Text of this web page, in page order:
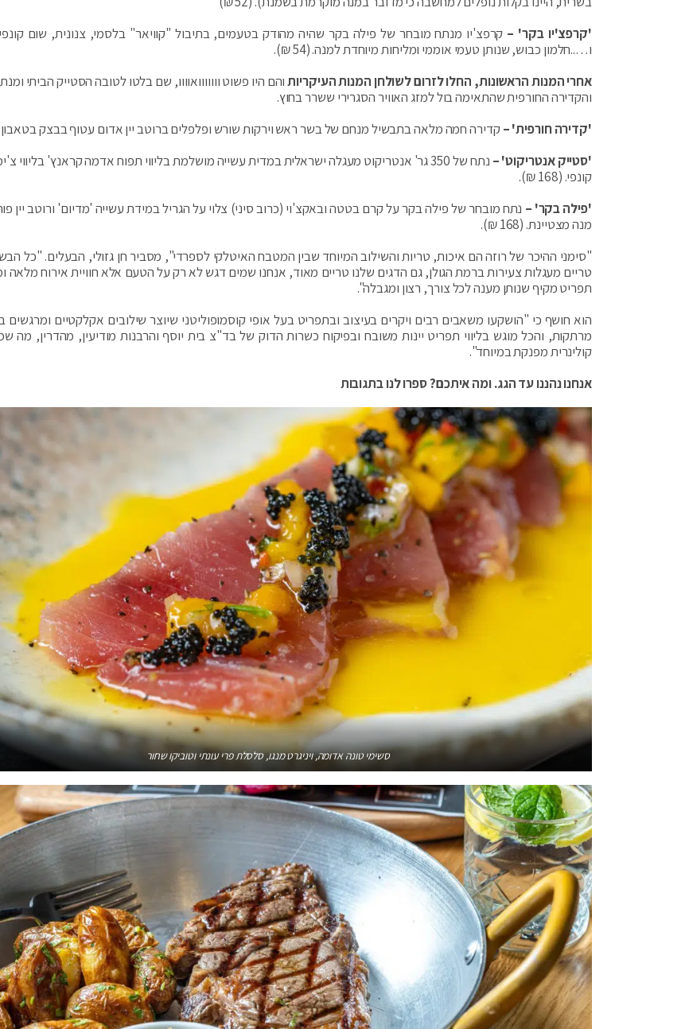
'קרפצ'יו בקר' – קרפצ'יו מנתח מובחר של פילה בקר שהיה מהודק בטעמים, בתיבול "קוויאר" בלסמי, צנונית, שום
ו…..חלמון כבוש, שנותן טעמי אוממי ומליחות מיוחדת למנה. (54 ₪).
אחרי המנות הראשונות, החלו לזרום לשולחן המנות העיקריותוהם היו פשוט ווווווואוווו, שם בלטו לטובה הסטייק הביתי
והקדירה החורפית שהתאימה בול למזג האוויר הסגרירי ששרר בחוץ.
'קדירה חורפית' –קדירה חמה מלאה בתבשיל מנחם של בשר ראש וירקות שורש ופלפלים ברוטב יין אדום עטוף בבצק בטאבון. (76
'סטייק אנטריקוט' –
נתח של 350 גר' אנטריקוט מעגלה ישראלית במדית עשייה מושלמת בליווי תפוח אדמה קראנץ' בליווי
קונפי. (168 ₪).
'פילה בקר' – נתח מובחר של פילה בקר על קרם בטטה ובאקצ'וי (כרוב סיני) צלוי על הגריל במידת עשייה 'מדיום' ורוטב יין
מנה מצטיינת. (168 ₪).
"סימני ההיכר של רוזה הם איכות, טריות והשילוב המיוחד שבין המטבח האיטלקי לספרדי", מסביר חן גזולי, הבעלים. "כל
טריים מעגלות צעירות ברמת הגולן, גם הדגים שלנו טריים מאוד, אנחנו שמים דגש לא רק על הטעם אלא חוויית אירוח מלאה
תפריט מקיף שנותן מענה לכל צורך, רצון ומגבלה".
הוא חושף כי "הושקעו משאבים רבים ויקרים בעיצוב ובתפריט בעל אופי קוסמופוליטני שיוצר שילובים אקלקטיים ומרגשים
מרתקות, והכל מוגש בליווי תפריט יינות משובח ובפיקוח כשרות הדוק של בד"צ בית יוסף והרבנות מודיעין, מהדרין, מה
קולינרית מפנקת במיוחד".
אנחנו נהננו עד הגג. ומה איתכם? ספרו לנו בתגובות
סשימי טונה אדומה, ויניגרט מנגו, סלסלת פרי עונתי וטוביקו שחור